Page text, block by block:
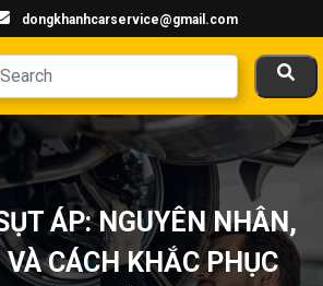
dongkhanhcarservice@gmail.com
ÁP: NGUYÊN NHÂN,
VÀ CÁCH KHẮC PHỤC